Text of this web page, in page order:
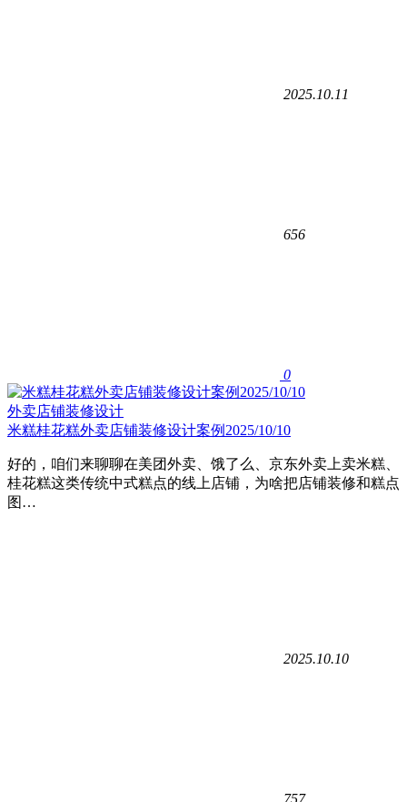
2025.10.11
656
0
外卖店铺装修设计
米糕桂花糕外卖店铺装修设计案例2025/10/10
好的，咱们来聊聊在美团外卖、饿了么、京东外卖上卖米糕、
桂花糕这类传统中式糕点的线上店铺，为啥把店铺装修和糕点
图…
2025.10.10
757